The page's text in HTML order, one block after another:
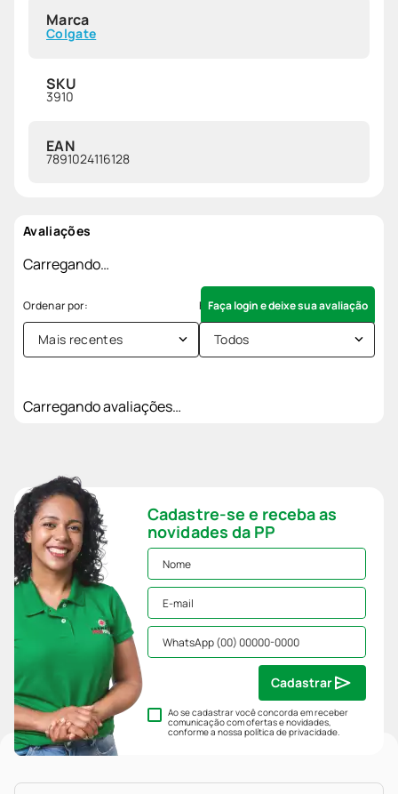
Marca
Colgate
SKU
3910
EAN
7891024116128
Avaliações
Carregando…
Faça login e deixe sua avaliação
Mais recentes Todos
Carregando avaliações…
Cadastre-se e receba as
novidades da PP
Ao se cadastrar você concorda em receber
comunicação com ofertas e novidades,
conforme a nossapolítica de privacidade.
Cadastrar